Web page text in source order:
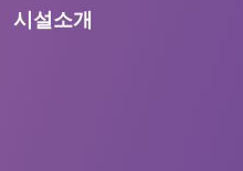
시설소개